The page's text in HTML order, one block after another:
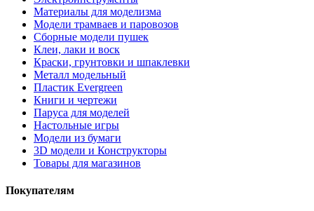
Материалы для моделизма
Модели трамваев и паровозов
Сборные модели пушек
Клеи, лаки и воск
Краски, грунтовки и шпаклевки
Металл модельный
Пластик Evergreen
Книги и чертежи
Паруса для моделей
Настольные игры
Модели из бумаги
3D модели и Конструкторы
Товары для магазинов
Покупателям